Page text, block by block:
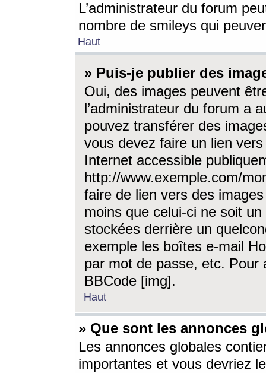
L’administrateur du forum
nombre de smileys qui
Haut
» Puis-je publier des
Oui, des images peuvent
l’administrateur du forum a
pouvez transférer des
vous devez faire un lien
Internet accessible
http://www.exemple.com/
faire de lien vers des
moins que celui-ci ne soit
stockées derrière un
exemple les boîtes e-mail
par mot de passe, etc. Pour
BBCode [img].
Haut
» Que sont les annonces
Les annonces globales
importantes et vous devriez